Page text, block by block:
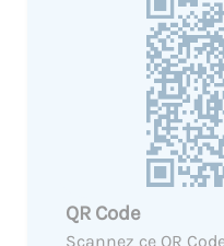
QR Code
Scannez ce QR